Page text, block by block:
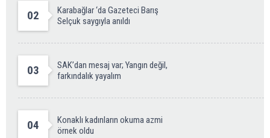
02
Karabağlar ‘da Gazeteci Barış
Selçuk saygıyla anıldı
03
SAK’dan mesaj var; Yangın değil,
farkındalık yayalım
04
Konaklı kadınların okuma azmi
örnek oldu